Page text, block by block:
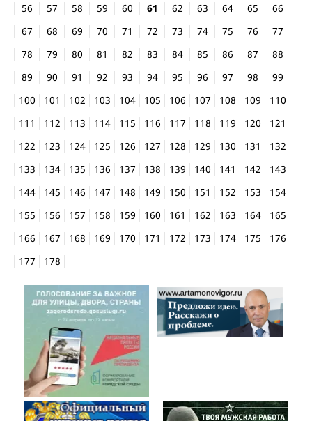
56
57 58 59 60 61 62 63 64 65
66
67
68 69 70 71 72 73 74 75 76
77
78
79 80 81 82 83 84 85 86 87
88
89
90 91 92 93 94 95 96 97 98
99
100
101 102 103 104 105 106 107 108 109
110
111
112 113 114 115 116 117 118 119 120
121
122
123 124 125 126 127 128 129 130 131
132
133
134 135 136 137 138 139 140 141 142
143
144
145 146 147 148 149 150 151 152 153
154
155
156 157 158 159 160 161 162 163 164
165
166
167 168 169 170 171 172 173 174 175
176
177
178